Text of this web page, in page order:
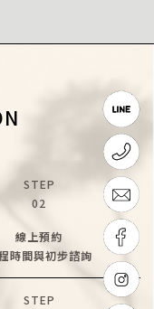
STEP
02
線上預約
時間與初步諮詢
STEP